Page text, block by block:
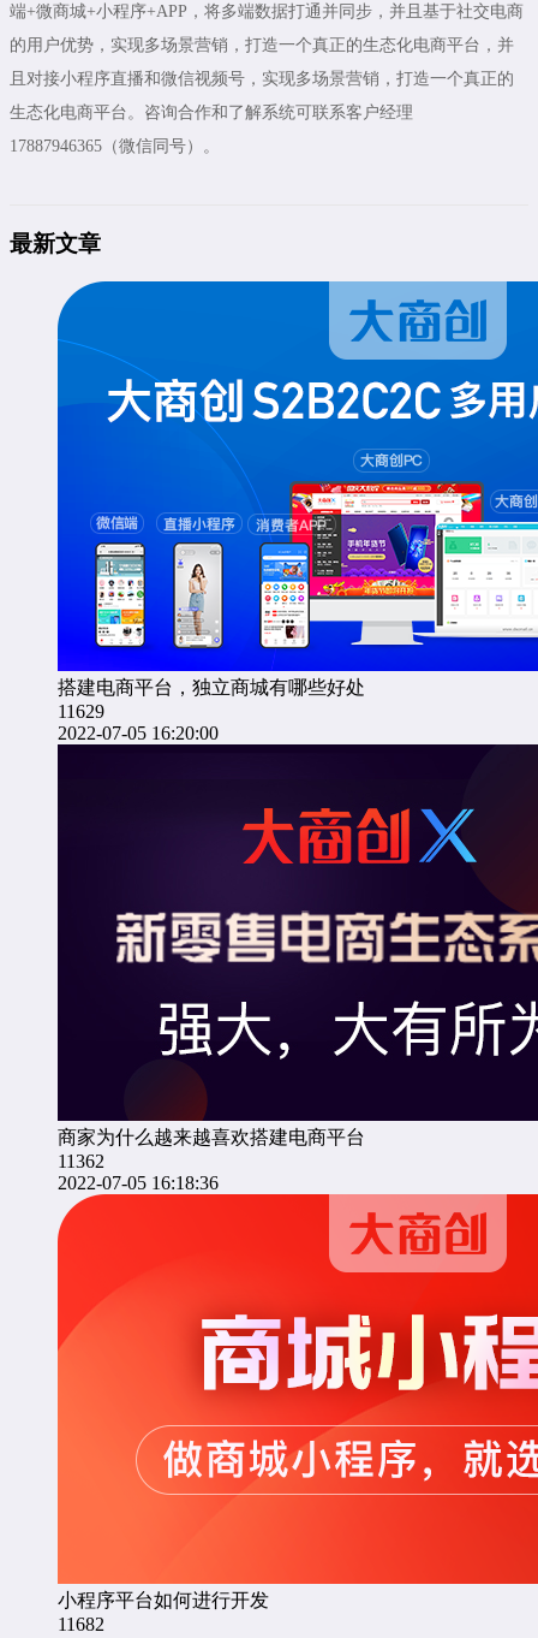
端+微商城+小程序+APP，将多端数据打通并同步，并且基于社交电商
的用户优势，实现多场景营销，打造一个真正的生态化电商平台，并
且对接小程序直播和微信视频号，实现多场景营销，打造一个真正的
生态化电商平台。咨询合作和了解系统可联系客户经理
17887946365（微信同号）。
最新文章
搭建电商平台，独立商城有哪些好处
11629
2022-07-05 16:20:00
商家为什么越来越喜欢搭建电商平台
11362
2022-07-05 16:18:36
小程序平台如何进行开发
11682